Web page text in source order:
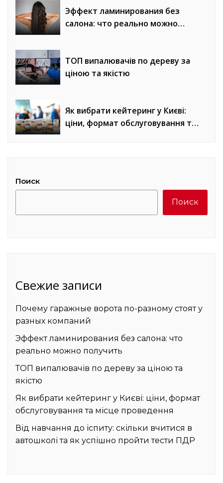
Эффект ламинирования без
салона: что реально можно
ТОП випалювачів по дереву за
ціною та якістю
Як вибрати кейтеринг у Києві:
ціни, формат обслуговування та
Поиск
Поиск
Свежие записи
Почему гаражные ворота по-разному стоят у
разных компаний
Эффект ламинирования без салона: что
реально можно получить
ТОП випалювачів по дереву за ціною та
якістю
Як вибрати кейтеринг у Києві: ціни, формат
обслуговування та місце проведення
Від навчання до іспиту: скільки вчитися в
автошколі та як успішно пройти тести ПДР